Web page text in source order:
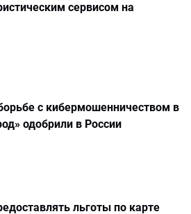
сервисом на
с кибермошенничеством в
одобрили в России
льготы по карте